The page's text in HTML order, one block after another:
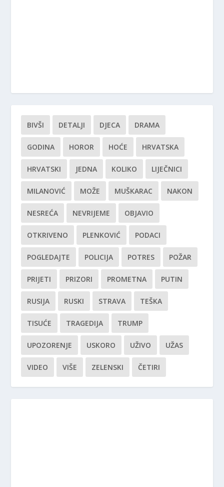
BIVŠI DETALJI DJECA DRAMA
GODINA HOROR HOĆE HRVATSKA
HRVATSKI JEDNA KOLIKO LIJEČNICI
MILANOVIĆ MOŽE MUŠKARAC NAKON
NESREĆA NEVRIJEME OBJAVIO
OTKRIVENO PLENKOVIĆ PODACI
POGLEDAJTE POLICIJA POTRES POŽAR
PRIJETI PRIZORI PROMETNA PUTIN
RUSIJA RUSKI STRAVA TEŠKA
TISUĆE TRAGEDIJA TRUMP
UPOZORENJE USKORO UŽIVO UŽAS
VIDEO VIŠE ZELENSKI ČETIRI